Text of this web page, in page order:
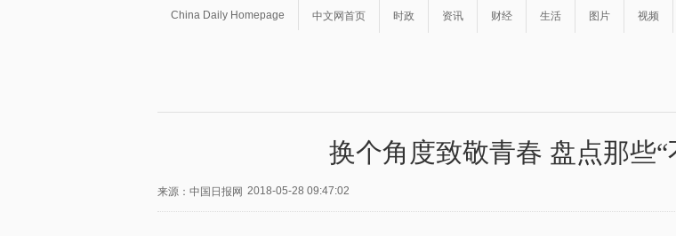
China Daily Homepage 中文网首页 时政 资讯 财经 生活 图片 视频
换个角度致敬青春 盘点那些“
来源：中国日报网 2018-05-28 09:47:02